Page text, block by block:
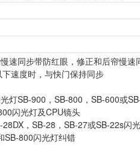
速同步带防红眼，修正和后帘慢速
速度时，与快门保持同步
SB-900，SB-800，SB-600或
闪光灯及CPU镜头
，SB-28，SB-27或SB-22s闪
SB-800闪光灯纠错